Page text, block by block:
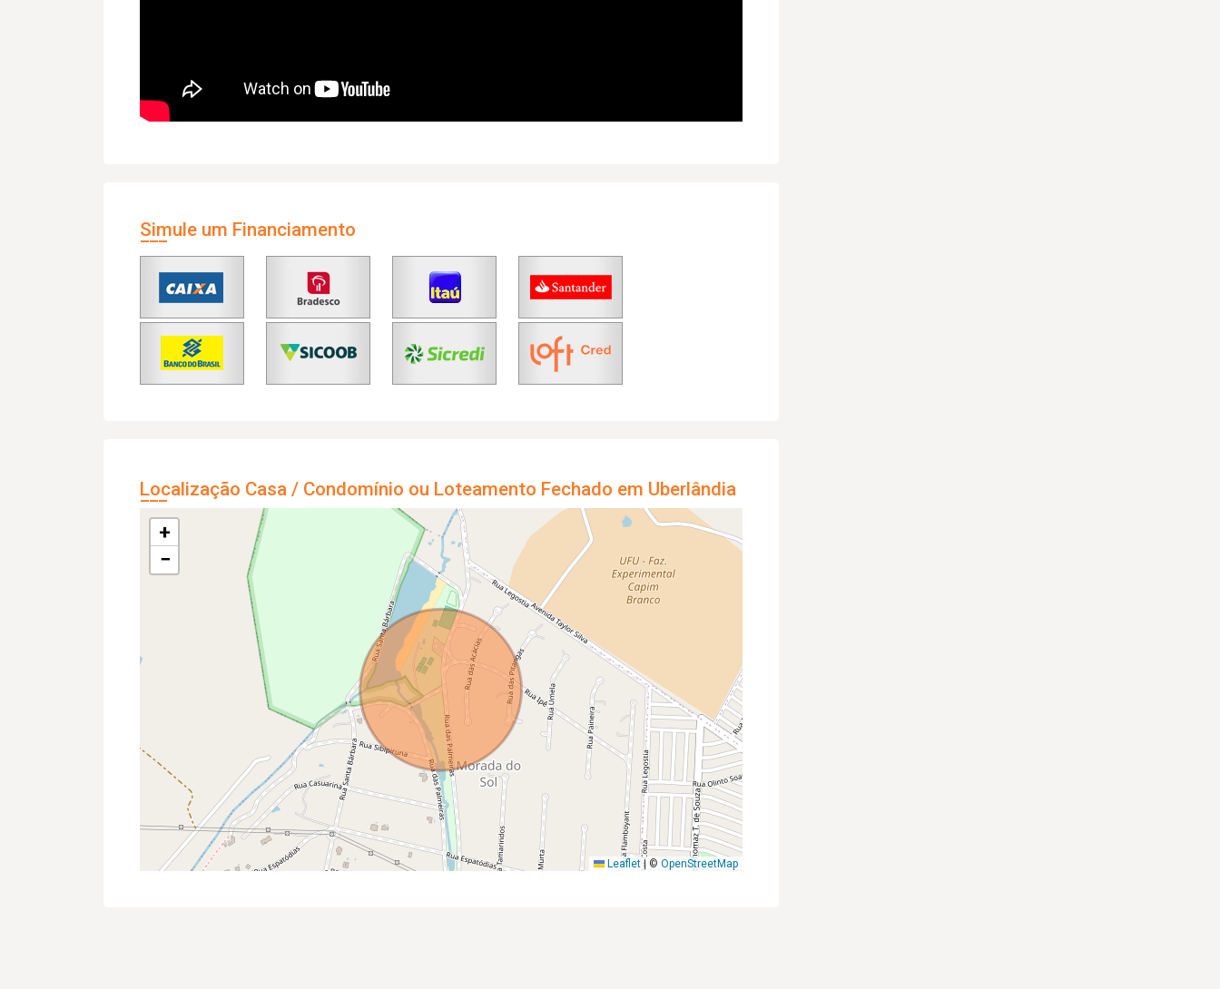
Simule um Financiamento
Localização Casa / Condomínio ou Loteamento Fechado em Uberlândia
+
−
Leaflet | © OpenStreetMap